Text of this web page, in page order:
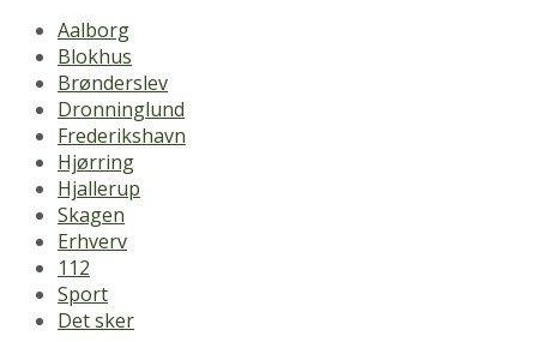
Aalborg
Blokhus
Brønderslev
Dronninglund
Frederikshavn
Hjørring
Hjallerup
Skagen
Erhverv
112
Sport
Det sker